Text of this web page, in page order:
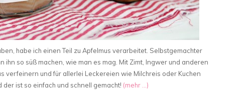
habe ich einen Teil zu Apfelmus verarbeitet. Selbstgemachter
ihn so süß machen, wie man es mag. Mit Zimt, Ingwer und anderen
verfeinern und für allerlei Leckereien wie Milchreis oder Kuchen
der ist so einfach und schnell gemacht! (mehr …)